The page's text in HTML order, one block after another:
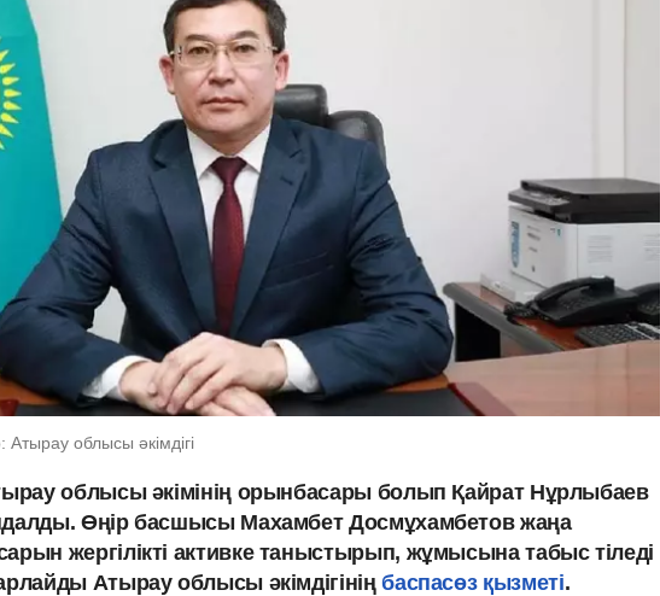
облысы әкімдігі
облысы әкімінің орынбасары болып Қайрат Нұрлыбаев
Өңір басшысы Махамбет Досмұхамбетов жаңа
жергілікті активке таныстырып, жұмысына табыс тіледі
Атырау облысы әкімдігініңбаспасөз қызметі.